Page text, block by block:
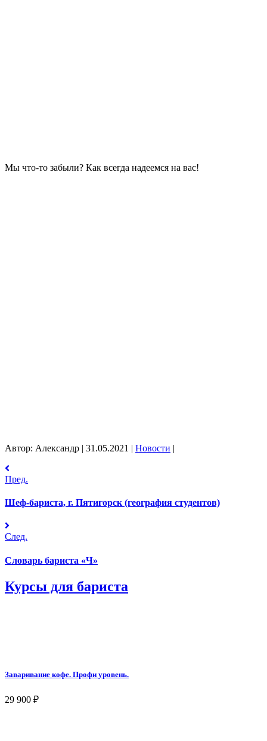
Мы что-то забыли? Как всегда надеемся на вас!
Автор: Александр | 31.05.2021 | Новости |
Пред.
Шеф-бариста, г. Пятигорск (география студентов)
След.
Словарь бариста «Ч»
Курсы для бариста
Заваривание кофе. Профи уровень.
29 900 ₽